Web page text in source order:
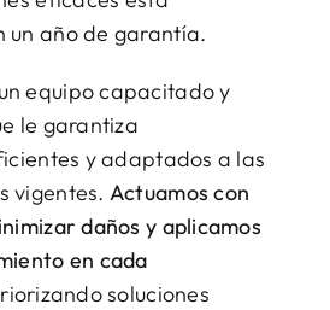
un año de garantía.
equipo capacitado y
le garantiza
y adaptados a las
vigentes. Actuamos con
daños y aplicamos
en cada
soluciones